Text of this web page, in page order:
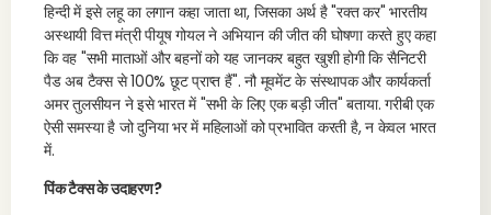
हिन्दी में इसे लहू का लगान कहा जाता था, जिसका अर्थ है "रक्त कर" भारतीय
अस्थायी वित्त मंत्री पीयूष गोयल ने अभियान की जीत की घोषणा करते हुए कहा
कि वह "सभी माताओं और बहनों को यह जानकर बहुत खुशी होगी कि सैनिटरी
पैड अब टैक्स से 100% छूट प्राप्त हैं". नौ मूवमेंट के संस्थापक और कार्यकर्ता
अमर तुलसीयन ने इसे भारत में "सभी के लिए एक बड़ी जीत" बताया. गरीबी एक
ऐसी समस्या है जो दुनिया भर में महिलाओं को प्रभावित करती है, न केवल भारत
में.
पिंक टैक्स के उदाहरण?